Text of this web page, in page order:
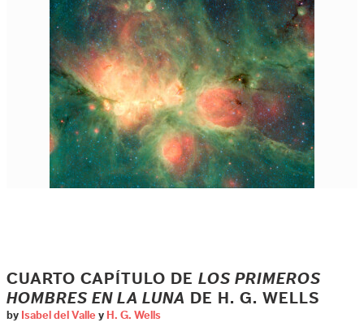
CUARTO CAPÍTULO DE LOS PRIMEROS
HOMBRES EN LA LUNA DE H. G. WELLS
by Isabel del Valle y H. G. Wells